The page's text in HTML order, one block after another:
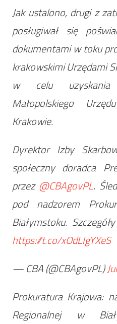
Jak ustalono, drugi z
posługiwał się
dokumentami w toku
krakowskimi Urzędami
w celu uzyskania
Małopolskiego
Krakowie.
Dyrektor Izby
społeczny doradca
przez @CBAgovPL.
pod nadzorem
Białymstoku.
https://t.co/xOdLIgYXeS
— CBA (@CBAgovPL)
Prokuratura Krajowa:
Regionalnej w